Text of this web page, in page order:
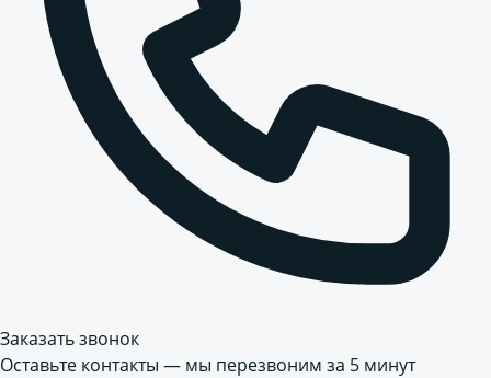
Заказать звонок
Оставьте контакты — мы перезвоним за 5 минут